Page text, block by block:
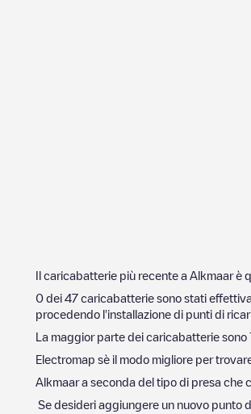
Il caricabatterie più recente a Alkmaarè
0 dei 47 caricabatterie sono stati
procedendo l'installazione di punti di
La maggior parte dei caricabatterie sono
Electromap sè il modo migliore per
Alkmaara seconda del tipo di presa che
Se desideri aggiungere un nuovo punto